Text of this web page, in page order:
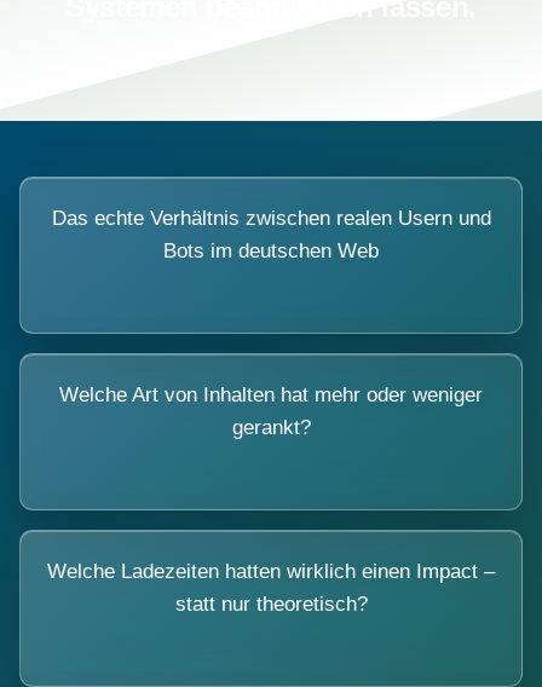
Das echte Verhältnis zwischen realen Usern und
Bots im deutschen Web
Welche Art von Inhalten hat mehr oder weniger
gerankt?
Welche Ladezeiten hatten wirklich einen Impact –
statt nur theoretisch?